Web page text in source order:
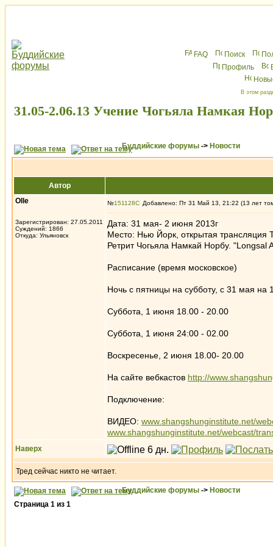
FAQ Поиск
Профиль
В этом
31.05-2.06.13 Учение Чогьяла Намкая
Буддийские форумы -> Новости
Автор
Olle
Зарегистрирован: 27.05.2011
Суждений: 1866
Откуда: Ульяновск
№151128 Добавлено: Пт 31 Май 13, 21:22 (13 лет
Дата: 31 мая- 2 июня 2013г
Место: Нью Йорк, открытая трансляция
Ретрит Чогьяла Намкай Норбу. "Longsal
Расписание (время московское)
Ночь с пятницы на субботу, с 31 мая на
Суббота, 1 июня 18.00 - 20.00
Суббота, 1 июня 24:00 - 02.00
Воскресенье, 2 июня 18.00- 20.00
На сайте вебкастов http://
Подключение:
ВИДЕО: www.shangshunginstitute.net/
www.shangshunginstitute.net/webcast/
Наверх
Тред сейчас никто не читает.
Буддийские форумы -> Новости
Страница 1 из 1